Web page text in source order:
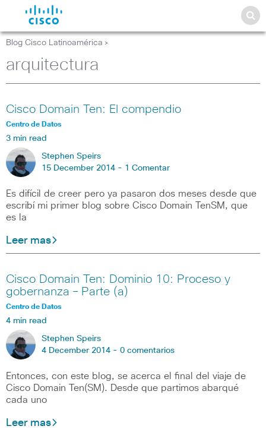
Blog Cisco Latinoamérica >
arquitectura
Cisco Domain Ten: El compendio
Centro de Datos
3 min read
Stephen Speirs
15 December 2014 - 1 Comentar
Es difícil de creer pero ya pasaron dos meses desde que
escribí mi primer blog sobre Cisco Domain TenSM, que
es la
Leer mas
Cisco Domain Ten: Dominio 10: Proceso y
gobernanza – Parte (a)
Centro de Datos
4 min read
Stephen Speirs
4 December 2014 - 0 comentarios
Entonces, con este blog, se acerca el final del viaje de
Cisco Domain Ten(SM). Desde que partimos abarqué
cada uno
Leer mas